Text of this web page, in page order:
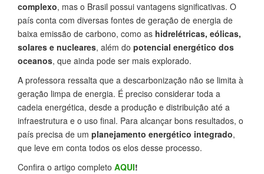
complexo, mas o Brasil possui vantagens significativas. O
país conta com diversas fontes de geração de energia de
baixa emissão de carbono, como as hidrelétricas, eólicas,
solares e nucleares, além do potencial energético dos
oceanos, que ainda pode ser mais explorado.
A professora ressalta que a descarbonização não se limita à
geração limpa de energia. É preciso considerar toda a
cadeia energética, desde a produção e distribuição até a
infraestrutura e o uso final. Para alcançar bons resultados, o
país precisa de um planejamento energético integrado,
que leve em conta todos os elos desse processo.
Confira o artigo completo AQUI!